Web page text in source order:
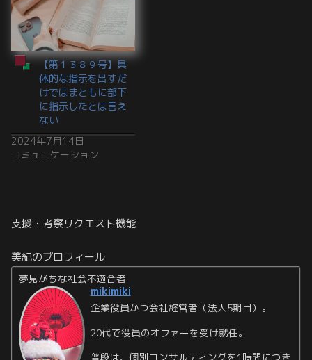
【第１３８９号】具
体的な指示を出すだ
けではまともに部下
に指示したとは言え
ない
2024年7月14日
コミュニケーション
支援・考察リクエスト機能
美紀のプロフィール
夢見がちな社会不適合者
mikimiki
企業役員かつ会社経営者（法人5期目）。
20代で役員のオファーを受け就任。
普段は、個別コンサルティングを1時間につき